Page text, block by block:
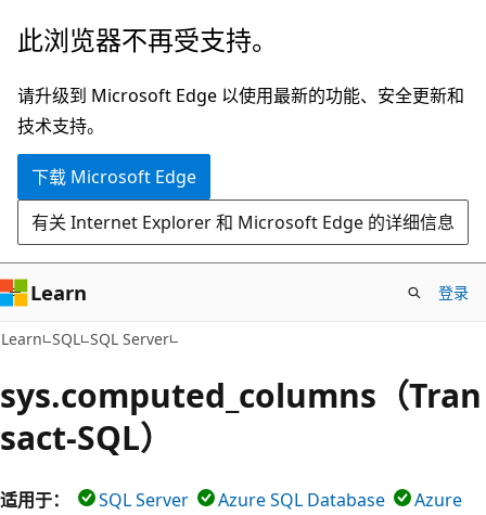
跳
主
要
内
此浏览器不再受支持。
请升级到 Microsoft Edge 以使用最新的功能、安全更新和
技术支持。
下载 Microsoft Edge
有关 Internet Explorer 和 Microsoft Edge 的详细信息
Learn 登录
Learn SQL SQL Server
sys.computed_columns（Tran
sact-SQL）
适用于： SQL Server Azure SQL Database
Azure